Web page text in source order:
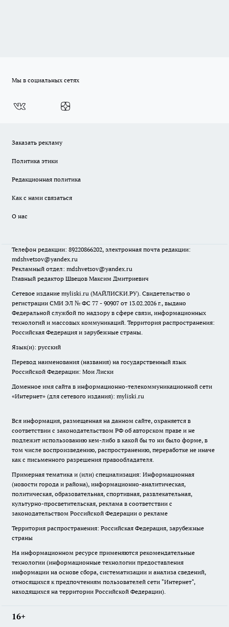
Мы в социальных сетях
Заказать рекламу
Политика этики
Редакционная политика
Как с нами связаться
О нас
Телефон редакции: 89220866202, электронная почта редакции:
mdshvetsov@yandex.ru
Рекламный отдел: mdshvetsov@yandex.ru
Главный редактор Швецов Максим Дмитриевич
Сетевое издание myliski.ru (МАЙЛИСКИ.РУ). Свидетельство о
регистрации СМИ ЭЛ № ФС 77 - 90907 от 13.02.2026 г., выдано
Федеральной службой по надзору в сфере связи, информационных
технологий и массовых коммуникаций. Территория распространения:
Российская Федерация и зарубежные страны.
Язык(и): русский
Перевод наименования (названия) на государственный язык
Российской Федерации: Мои Лиски
Доменное имя сайта в информационно-телекоммуникационной сети
«Интернет» (для сетевого издания): myliski.ru
Вся информация, размещенная на данном сайте, охраняется в
соответствии с законодательством РФ об авторском праве и не
подлежит использованию кем-либо в какой бы то ни было форме, в
том числе воспроизведению, распространению, переработке не иначе
как с письменного разрешения правообладателя.
Примерная тематика и (или) специализация: Информационная
(новости города и района), информационно-аналитическая,
политическая, образовательная, спортивная, развлекательная,
культурно-просветительская, реклама в соответствии с
законодательством Российской Федерации о рекламе
Территория распространения: Российская Федерация, зарубежные
страны
На информационном ресурсе применяются рекомендательные
технологии (информационные технологии предоставления
информации на основе сбора, систематизации и анализа сведений,
относящихся к предпочтениям пользователей сети "Интернет",
находящихся на территории Российской Федерации).
16+